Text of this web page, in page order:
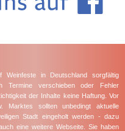
in Deutschland sorgfältig
Termine verschieben oder Fehler
der Inhalte keine Haftung. Vor
Marktes sollten unbedingt aktuelle
Stadt eingeholt werden - dazu
eine weitere Webseite. Sie haben